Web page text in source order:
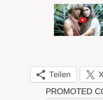
Teilen X